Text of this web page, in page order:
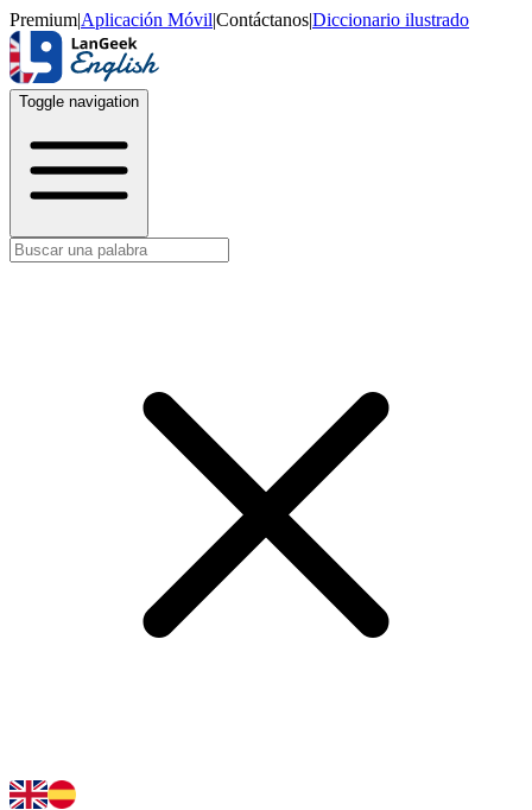
Premium|Aplicación Móvil|Contáctanos|Diccionario ilustrado
Toggle navigation